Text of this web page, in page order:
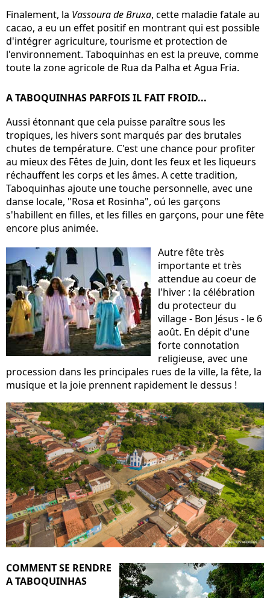
Finalement, la Vassoura de Bruxa, cette maladie fatale au
cacao, a eu un effet positif en montrant qui est possible
d'intégrer agriculture, tourisme et protection de
l'environnement. Taboquinhas en est la preuve, comme
toute la zone agricole de Rua da Palha et Agua Fria.
A TABOQUINHAS PARFOIS IL FAIT FROID...
Aussi étonnant que cela puisse paraître sous les
tropiques, les hivers sont marqués par des brutales
chutes de température. C'est une chance pour profiter
au mieux des Fêtes de Juin, dont les feux et les liqueurs
réchauffent les corps et les âmes. A cette tradition,
Taboquinhas ajoute une touche personnelle, avec une
danse locale, "Rosa et Rosinha", oú les garçons
s'habillent en filles, et les filles en garçons, pour une fête
encore plus animée.
Autre fête très
importante et très
attendue au coeur de
l'hiver : la célébration
du protecteur du
village - Bon Jésus - le 6
août. En dépit d'une
forte connotation
religieuse, avec une
procession dans les principales rues de la ville, la fête, la
musique et la joie prennent rapidement le dessus !
COMMENT SE RENDRE
A TABOQUINHAS